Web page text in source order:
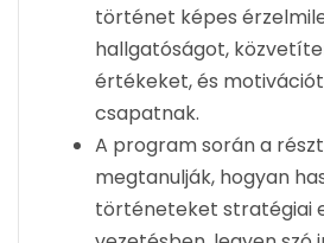
történet képes
hallgatóságot,
értékeket, és
csapatnak.
A program során a
megtanulják, hogyan
történeteket stratégiai